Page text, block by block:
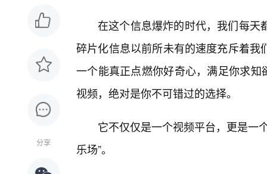
分享
在这个信息爆炸的时代，我们每天
碎片化信息以前所未有的速度充斥着
一个能真正点燃你好奇心，满足你求知
视频，绝对是你不可错过的选择。
它不仅仅是一个视频平台，更是一
乐场”。